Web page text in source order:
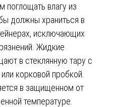
поглощать влагу из
должны храниться в
исключающих
Жидкие
в стеклянную тару с
корковой пробкой.
в защищенном от
температуре.